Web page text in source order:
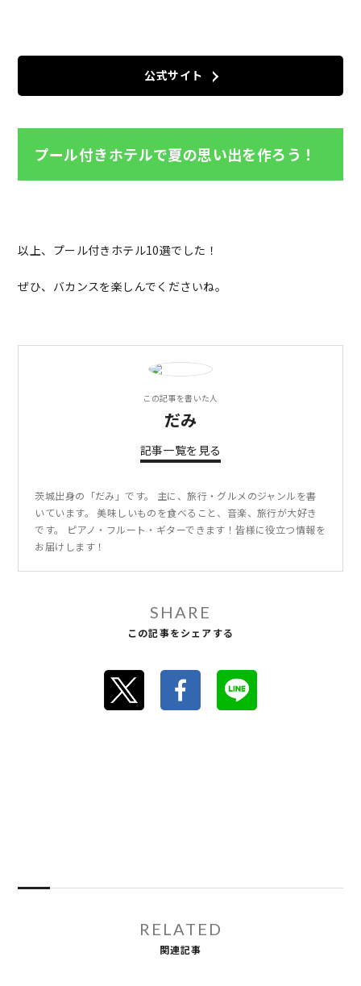
公式サイト
プール付きホテルで夏の思い出を作ろう！
以上、プール付きホテル10選でした！
ぜひ、バカンスを楽しんでくださいね。
この記事を書いた人
だみ
記事一覧を見る
茨城出身の「だみ」です。 主に、旅行・グルメのジャンルを書
いています。 美味しいものを食べること、音楽、旅行が大好き
です。 ピアノ・フルート・ギターできます！皆様に役立つ情報を
お届けします！
SHARE
この記事をシェアする
RELATED
関連記事